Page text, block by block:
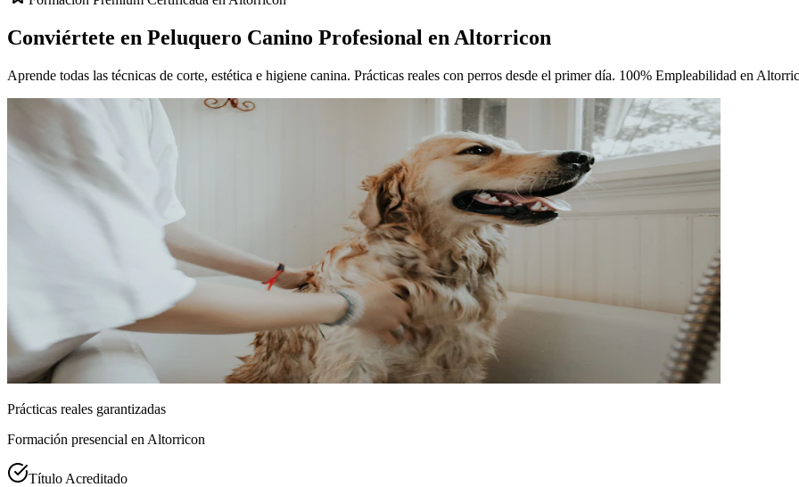
Conviértete en Peluquero Canino Profesional en Altorricon
Aprende todas las técnicas de corte, estética e higiene canina. Prácticas reales con perros desde el primer día. 100% Empleabilidad en
Prácticas reales garantizadas
Formación presencial en Altorricon
Título Acreditado